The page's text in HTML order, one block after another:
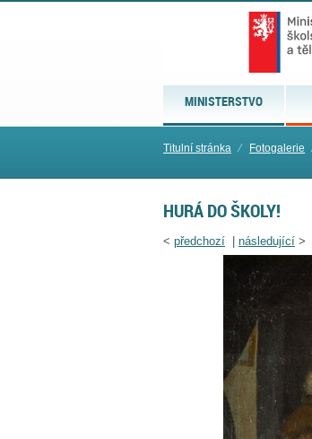
MINISTERSTVO
Titulní stránka ⁄ Fotogalerie
HURÁ DO ŠKOLY!
< předchozí následující >